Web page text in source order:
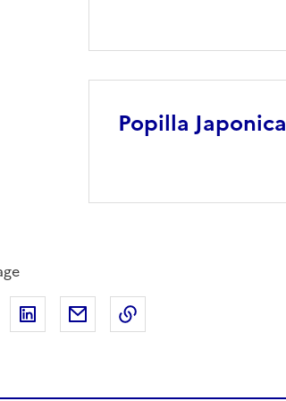
Popilla Japonica
sur Facebook
Partager sur X (anciennement Twitter)
Partager sur LinkedIn
Partager par email